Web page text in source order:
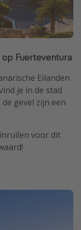
Fuerteventura
Eilanden
je in de stad
gevel zijn een
voor dit